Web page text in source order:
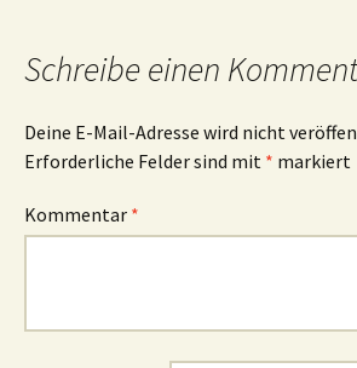
Schreibe einen
Deine E-Mail-Adresse wird nicht
Erforderliche Felder sind mit * markiert
Kommentar *